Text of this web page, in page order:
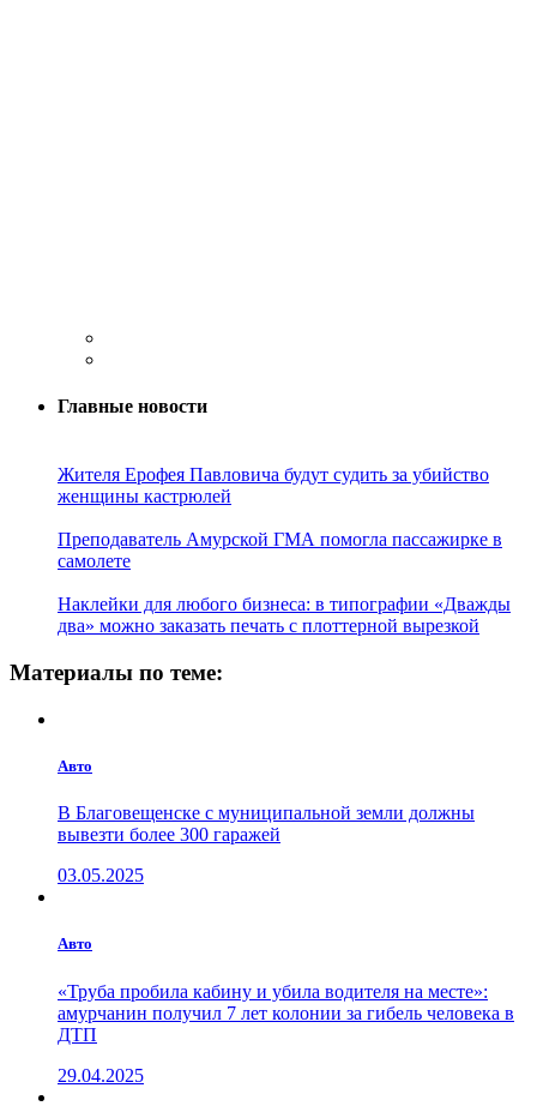
Главные новости
Жителя Ерофея Павловича будут судить за убийство
женщины кастрюлей
Преподаватель Амурской ГМА помогла пассажирке в
самолете
Наклейки для любого бизнеса: в типографии «Дважды
два» можно заказать печать с плоттерной вырезкой
Материалы по теме:
Авто
В Благовещенске с муниципальной земли должны
вывезти более 300 гаражей
03.05.2025
Авто
«Труба пробила кабину и убила водителя на месте»:
амурчанин получил 7 лет колонии за гибель человека в
ДТП
29.04.2025